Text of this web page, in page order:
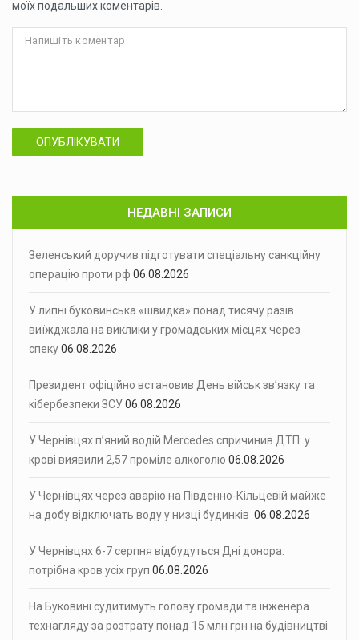
моїх подальших коментарів.
ОПУБЛІКУВАТИ
НЕДАВНІ ЗАПИСИ
Зеленський доручив підготувати спеціальну санкційну
операцію проти рф 06.08.2026
У липні буковинська «швидка» понад тисячу разів
виїжджала на виклики у громадських місцях через
спеку06.08.2026
Президент офіційно встановив День військ зв’язку та
кібербезпеки ЗСУ06.08.2026
У Чернівцях п’яний водій Mercedes спричинив ДТП: у
крові виявили 2,57 проміле алкоголю 06.08.2026
У Чернівцях через аварію на Південно-Кільцевій майже
на добу відключать воду у низці будинків 06.08.2026
У Чернівцях 6-7 серпня відбудуться Дні донора:
потрібна кров усіх груп 06.08.2026
На Буковині судитимуть голову громади та інженера
технагляду за розтрату понад 15 млн грн на будівництві